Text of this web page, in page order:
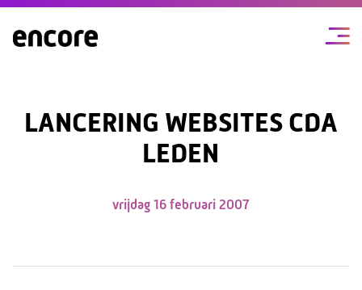
LANCERING WEBSITES CDA
LEDEN
vrijdag 16 februari 2007